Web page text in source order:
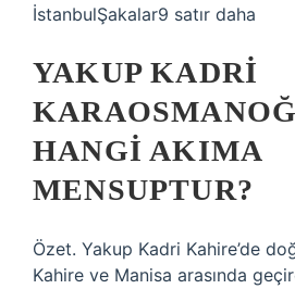
İstanbulŞakalar9 satır daha
YAKUP KADRI
HANGI AKIMA
MENSUPTUR?
Özet. Yakup Kadri Kahire’de
Kahire ve Manisa arasında